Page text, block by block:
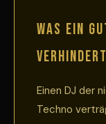
Was ein
verhindert
Einen DJ der
Techno